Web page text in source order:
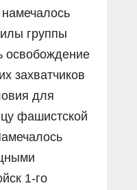
группы
освобождение
захватчиков
для
фашистской
1-го